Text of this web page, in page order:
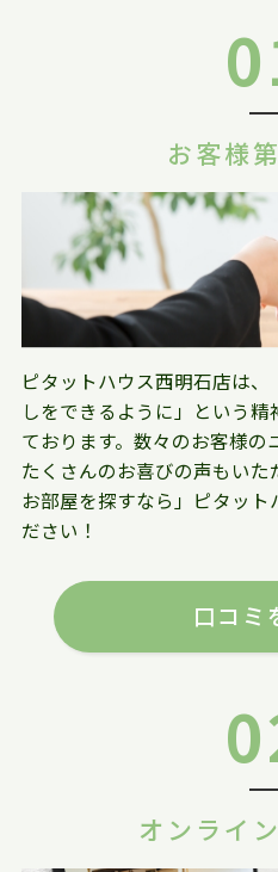
お客様
ピタットハウス西明石店は
しをできるように」という
ております。数々のお客様の
たくさんのお喜びの声もい
お部屋を探すなら」ピタット
ださい！
口コミ
オンライ